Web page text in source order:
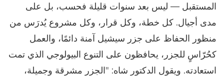
المستقبل — ليس بعد سنوات قليلة فحسب، بل على
مدى أجيال. كل خطة، وكل قرار، وكل مشروع يُدرَس من
منظور الحفاظ على جزر سيشيل آمنة دائمًا، والعمل
كحُرّاسٍ للجزر، يحافظون على التنوع البيولوجي الذي تمت
استعادته. ويقول الدكتور شاه: "الجزر مشرقة وجميلة،